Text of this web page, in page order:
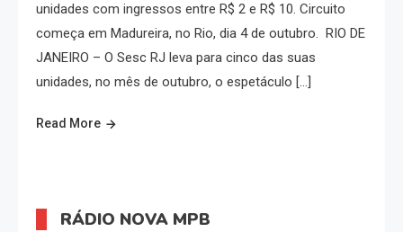
unidades com ingressos entre R$ 2 e R$ 10. Circuito
começa em Madureira, no Rio, dia 4 de outubro. RIO DE
JANEIRO – O Sesc RJ leva para cinco das suas
unidades, no mês de outubro, o espetáculo […]
Read More
RÁDIO NOVA MPB